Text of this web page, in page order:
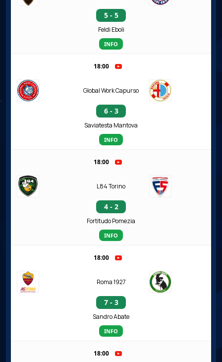
5 - 5
Feldi Eboli
INFO
18:00
Global Work Capurso
6 - 3
Saviatesta Mantova
INFO
18:00
L84 Torino
4 - 2
Fortitudo Pomezia
INFO
18:00
Roma 1927
7 - 3
Sandro Abate
INFO
18:00